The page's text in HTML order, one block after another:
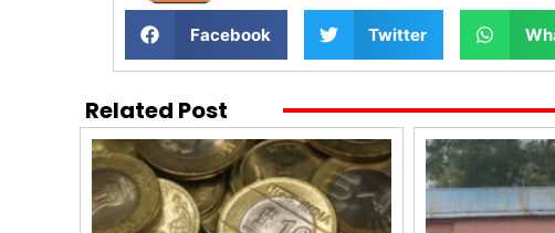
Facebook Twitter
Related Post